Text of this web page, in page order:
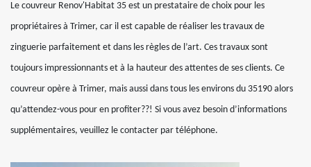
Le couvreur Renov'Habitat 35 est un prestataire de choix pour les
propriétaires à Trimer, car il est capable de réaliser les travaux de
zinguerie parfaitement et dans les règles de l’art. Ces travaux sont
toujours impressionnants et à la hauteur des attentes de ses clients. Ce
couvreur opère à Trimer, mais aussi dans tous les environs du 35190 alors
qu’attendez-vous pour en profiter??! Si vous avez besoin d’informations
supplémentaires, veuillez le contacter par téléphone.